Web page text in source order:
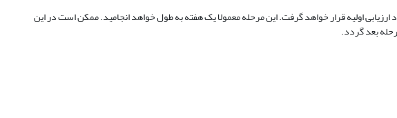
اولیه قرار خواهد گرفت. این مرحله معمولا یک هفته به طول خواهد انجامید. ممکن است در این
بعد گردد.